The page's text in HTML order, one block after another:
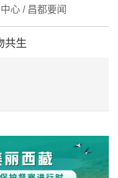
心 / 昌都要闻
共生